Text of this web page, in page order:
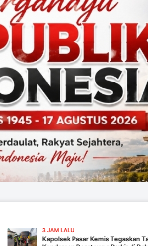
3 JAM LALU
Kapolsek Pasar Kemis Tegaskan Tak Ada